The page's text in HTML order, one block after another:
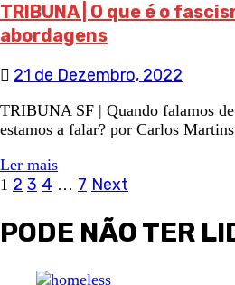
TRIBUNA | O que é o
abordagens
21 de Dezembro, 2022
TRIBUNA SF | Quando falamos
estamos a falar? por Carlos
Ler mais
Navegação
de
1 2 3 4 … 7 Next
PODE NÃO TER